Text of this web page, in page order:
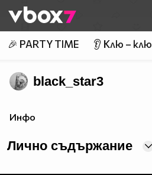
👾
🎉 PARTY TIME 👂 Клю – клю
black_star3
Инфо
Лично съдържание